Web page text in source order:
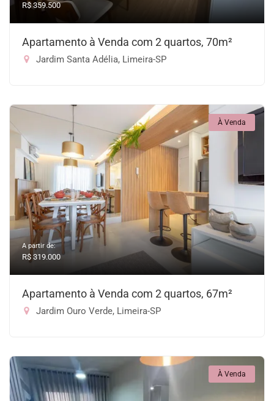
R$ 359.500
Apartamento à Venda com 2 quartos, 70m²
Jardim Santa Adélia, Limeira-SP
À Venda
A partir de:
R$ 319.000
Apartamento à Venda com 2 quartos, 67m²
Jardim Ouro Verde, Limeira-SP
À Venda